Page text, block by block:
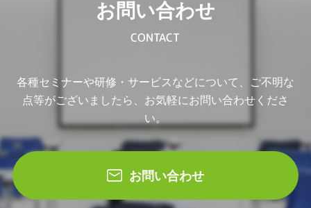
お問い合わせ
CONTACT
各種セミナーや研修・サービスなどについて、ご不明な
点等がございましたら、お気軽にお問い合わせくださ
い。
お問い合わせ